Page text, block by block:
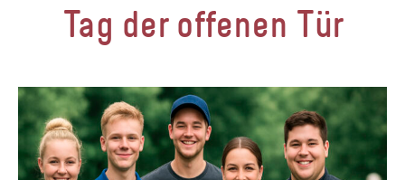
Tag der offenen Tür